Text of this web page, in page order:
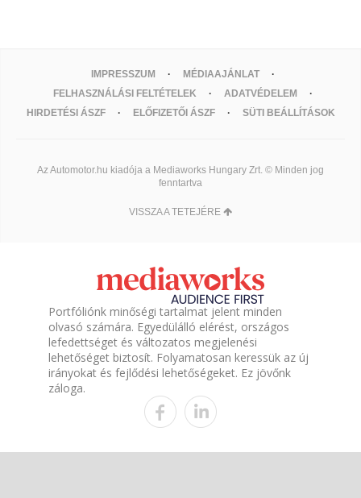
IMPRESSZUM
MÉDIAAJÁNLAT
FELHASZNÁLÁSI FELTÉTELEK
ADATVÉDELEM
HIRDETÉSI ÁSZF
ELŐFIZETŐI ÁSZF SÜTI BEÁLLÍTÁSOK
Az Automotor.hu kiadója a Mediaworks Hungary Zrt. © Minden jog
fenntartva
VISSZA A TETEJÉRE
Portfóliónk minőségi tartalmat jelent minden
olvasó számára. Egyedülálló elérést, országos
lefedettséget és változatos megjelenési
lehetőséget biztosít. Folyamatosan keressük az új
irányokat és fejlődési lehetőségeket. Ez jövőnk
záloga.